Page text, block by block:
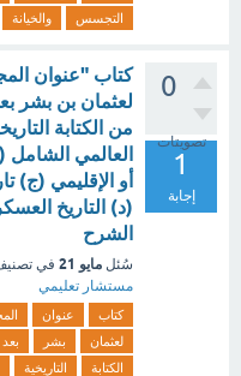
التجسس
والخيانة
0
تصويتات
1
إجابة
كتاب "عنوان
لعثمان بن بشر
من الكتابة
العالمي الشامل
أو الإقليمي (ج)
(د) التاريخ
الشرح
سُئل مايو 21 في
مستشار تعليمي
كتاب عنوان
لعثمان
بشر بعد
الكتابة
التاريخية